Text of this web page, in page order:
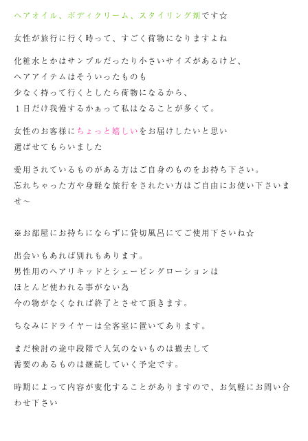
ヘアオイル、ボディクリーム、スタイリング剤です☆
女性が旅行に行く時って、すごく荷物になりますよね
化粧水とかはサンプルだったり小さいサイズがあるけど、
ヘアアイテムはそういったものも
少なく持って行くとしたら荷物になるから、
１日だけ我慢するかぁって私はなることが多くて。
女性のお客様に ちょっと嬉しい をお届けしたいと思い
選ばせてもらいました
愛用されているものがある方はご自身のものをお持ち下さい。
忘れちゃった方や身軽な旅行をされたい方はご自由にお使い下さいま
せ～
※お部屋にお持ちにならずに貸切風呂にてご使用下さいね☆
出会いもあれば別れもあります。
男性用のヘアリキッドとシェービングローションは
ほとんど使われる事がない為
今の物がなくなれば終了とさせて頂きます。
ちなみにドライヤーは全客室に置いてあります。
まだ検討の途中段階で人気のないものは撤去して
需要のあるものは継続していく予定です。
時期によって内容が変化することがありますので、お気軽にお問い合
わせ下さい